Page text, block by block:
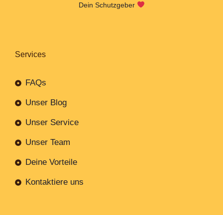
Dein Schutzgeber
Services
FAQs
Unser Blog
Unser Service
Unser Team
Deine Vorteile
Kontaktiere uns